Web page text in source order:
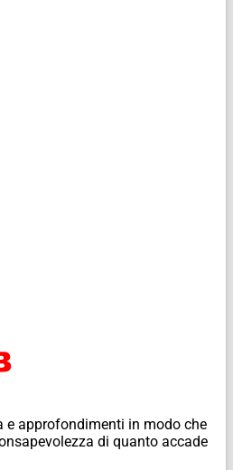
e approfondimenti in modo che
di quanto accade